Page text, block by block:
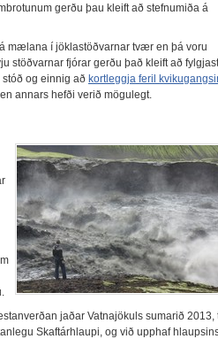
gerðu þau kleift að stefnumiða á
mælana í jöklastöðvarnar tvær en þá voru
stöðvarnar fjórar gerðu það kleift að fylgjast
og einnig að kortleggja feril
annars hefði verið mögulegt.
jaðar Vatnajökuls sumarið 2013,
Skaftárhlaupi, og við upphaf